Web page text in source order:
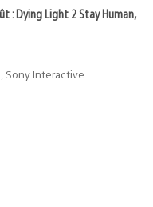
: Dying Light 2 Stay Human,
Sony Interactive